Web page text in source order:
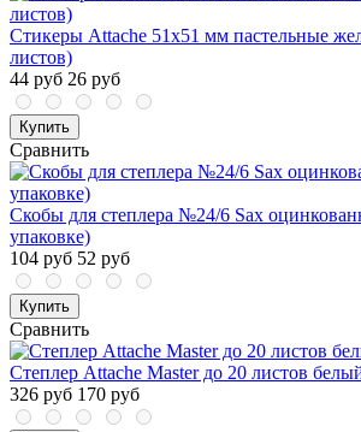
Стикеры Attache 51х51 мм пастельные
листов)
44 руб 26 руб
Купить
Сравнить
Скобы для степлера №24/6 Sax
упаковке)
104 руб 52 руб
Купить
Сравнить
Степлер Attache Master до 20 листов
326 руб 170 руб